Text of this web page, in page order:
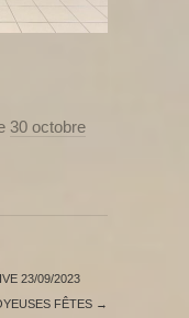
30 octobre
23/09/2023
FÊTES →